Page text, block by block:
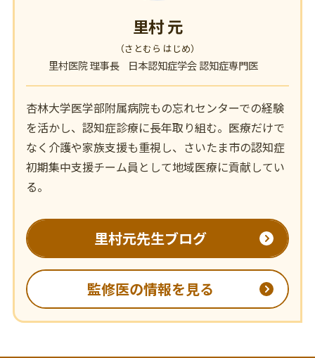
里村 元
（さとむら はじめ）
里村医院 理事長 日本認知症学会 認知症専門医
杏林大学医学部附属病院もの忘れセンターでの経験
を活かし、認知症診療に長年取り組む。医療だけで
なく介護や家族支援も重視し、さいたま市の認知症
初期集中支援チーム員として地域医療に貢献してい
る。
里村元先生ブログ
監修医の情報を見る